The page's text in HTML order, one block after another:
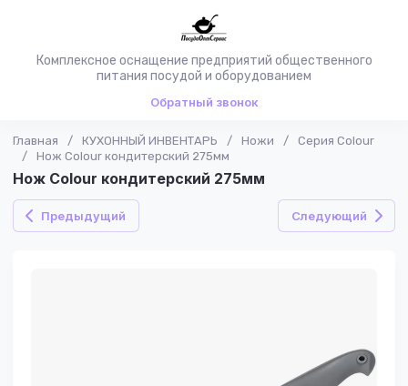
Комплексное оснащение предприятий общественного
питания посудой и оборудованием
Обратный звонок
Главная / КУХОННЫЙ ИНВЕНТАРЬ / Ножи /
Серия Colour
/
Нож Colour кондитерский 275мм
Нож Colour кондитерский 275мм
Предыдущий Следующий